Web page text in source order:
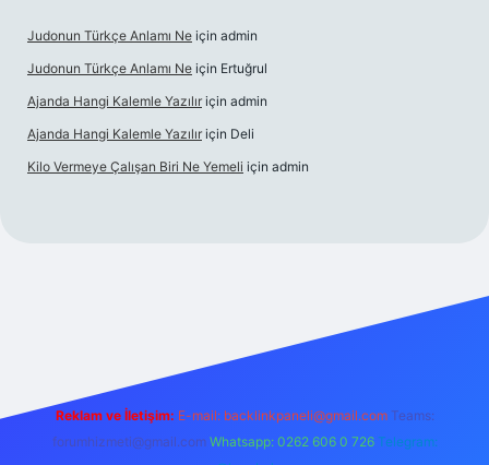
Judonun Türkçe Anlamı Ne için admin
Judonun Türkçe Anlamı Ne için Ertuğrul
Ajanda Hangi Kalemle Yazılır için admin
Ajanda Hangi Kalemle Yazılır için Deli
Kilo Vermeye Çalışan Biri Ne Yemeli için admin
Reklam ve İletişim: E-mail: backlinkpaneli@gmail.com Teams:
forumhizmeti@gmail.com Whatsapp: 0262 606 0 726 Telegram: